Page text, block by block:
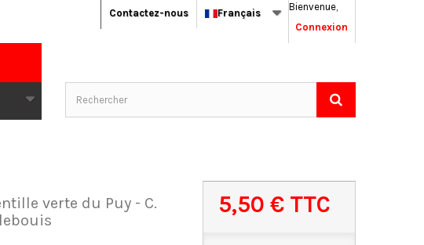
Bienvenue,
Connexion
Français
Contactez-nous
verte du Puy - C.
5,50 €TTC